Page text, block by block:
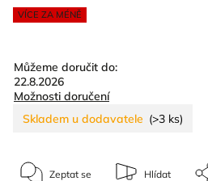
VÍCE ZA MÉNĚ
Můžeme doručit do:
22.8.2026
Možnosti doručení
Skladem u dodavatele (>3 ks)
Zeptat se Hlídat